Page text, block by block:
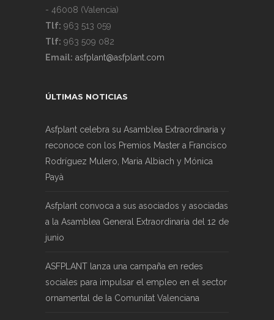
- 46008 (Valencia)
Tlf: 963 513 059
Tlf: 963 509 082
Email: asfplant@asfplant.com
ÚLTIMAS NOTICIAS
Asfplant celebra su Asamblea Extraordinaria y
reconoce con los Premios Master a Francisco
Rodríguez Mulero, Maria Albiach y Mónica
Payà
Asfplant convoca a sus asociados y asociadas
a la Asamblea General Extraordinaria del 12 de
junio
ASFPLANT lanza una campaña en redes
sociales para impulsar el empleo en el sector
ornamental de la Comunitat Valenciana